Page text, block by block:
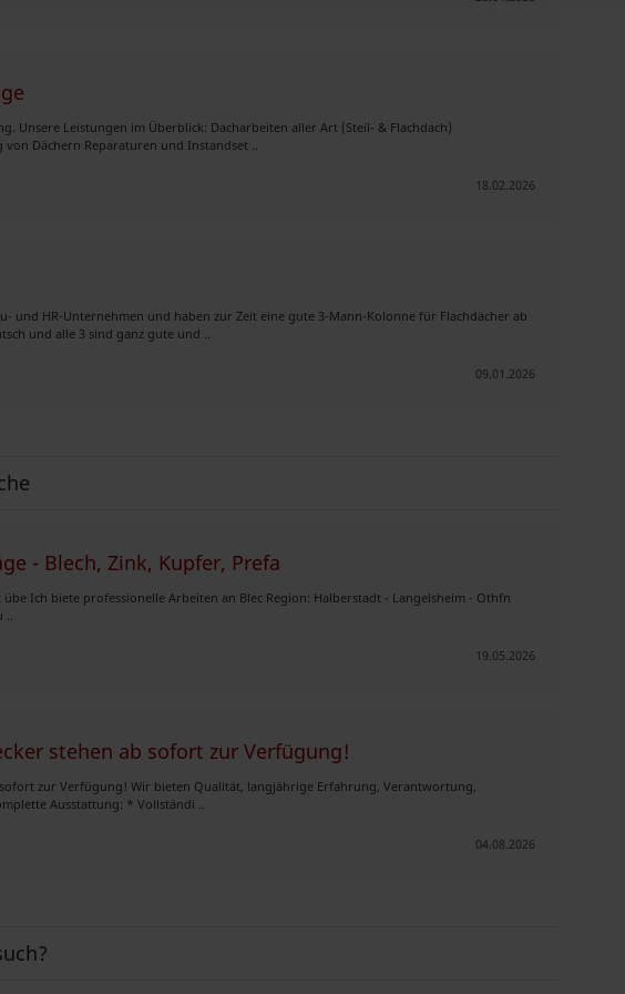
Unsere Leistungen im Überblick: Dacharbeiten aller Art (Steil- & Flachdach)
Dächern Reparaturen und Instandset ..
18.02.2026
und HR-Unternehmen und haben zur Zeit eine gute 3-Mann-Kolonne für Flachdächer ab
und alle 3 sind ganz gute und ..
09.01.2026
- Blech, Zink, Kupfer, Prefa
Ich biete professionelle Arbeiten an Blec Region: Halberstadt - Langelsheim - Othfn
..
19.05.2026
stehen ab sofort zur Verfügung!
sofort zur Verfügung! Wir bieten Qualität, langjährige Erfahrung, Verantwortung,
Ausstattung: * Vollständi ..
04.08.2026